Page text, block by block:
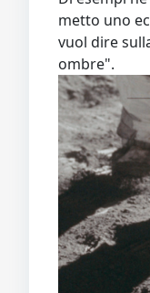
metto uno
vuol dire
ombre".